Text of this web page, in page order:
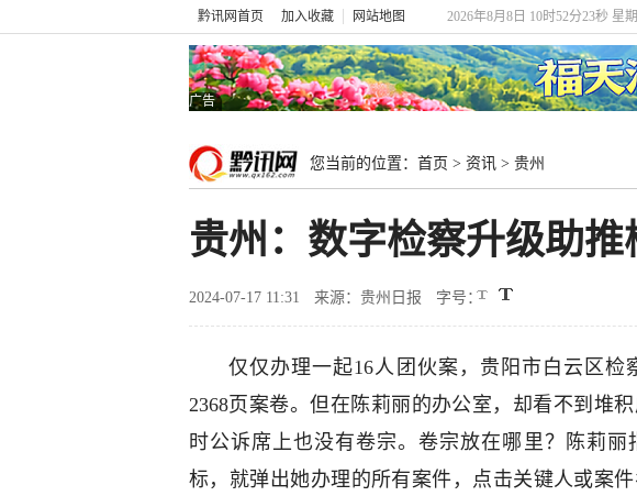
黔讯网首页 加入收藏 网站地图 2026年8月8日 10时52分24秒 星
广告
您当前的位置： 首页 > 资讯 > 贵州
贵州：数字检察升级助
2024-07-17 11:31 来源：贵州日报 字号：
仅仅办理一起16人团伙案，贵阳市白云区检
2368页案卷。但在陈莉丽的办公室，却看不到堆
时公诉席上也没有卷宗。卷宗放在哪里？陈莉
标，就弹出她办理的所有案件，点击关键人或案